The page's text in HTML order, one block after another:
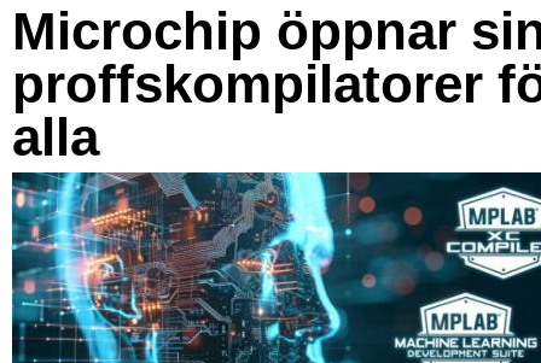
Microchip öppnar
proffskompilatorer
alla